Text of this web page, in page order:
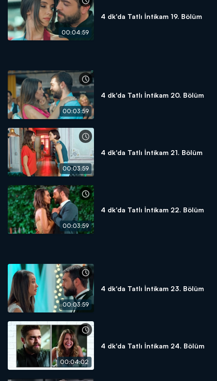
00:04:59
4 dk'da Tatlı İntikam 19. Bölüm
00:03:59
4 dk'da Tatlı İntikam 20. Bölüm
00:03:59
4 dk'da Tatlı İntikam 21. Bölüm
00:03:59
4 dk'da Tatlı İntikam 22. Bölüm
00:03:59
4 dk'da Tatlı İntikam 23. Bölüm
00:04:02
4 dk'da Tatlı İntikam 24. Bölüm